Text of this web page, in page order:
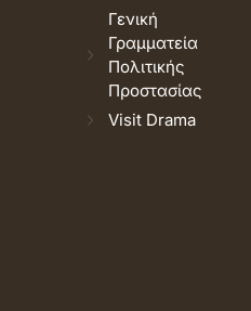
Γενική
Γραμματεία
Πολιτικής
Προστασίας
Visit Drama